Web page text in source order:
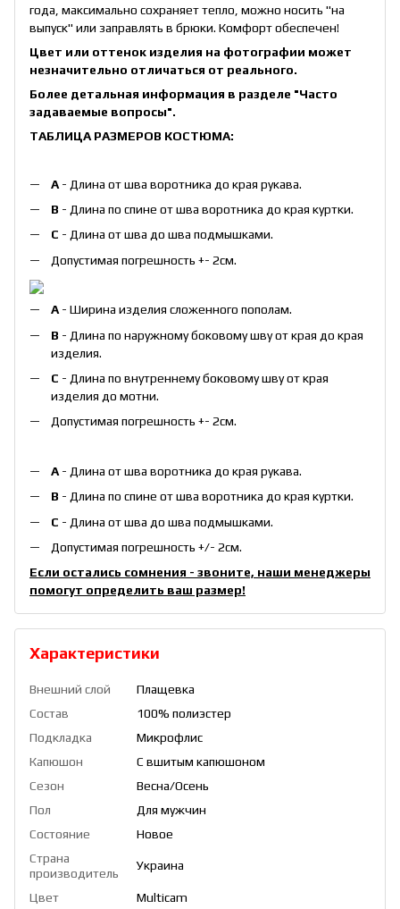
года, максимально сохраняет тепло, можно носить "на
выпуск" или заправлять в брюки. Комфорт обеспечен!
Цвет или оттенок изделия на фотографии может
незначительно отличаться от реального.
Более детальная информация в разделе "Часто
задаваемые вопросы".
ТАБЛИЦА РАЗМЕРОВ КОСТЮМА:
А - Длина от шва воротника до края рукава.
B - Длина по спине от шва воротника до края куртки.
С - Длина от шва до шва подмышками.
Допустимая погрешность +- 2см.
А- Ширина изделия сложенного пополам.
B - Длина по наружному боковому шву от края до края
изделия.
С - Длина по внутреннему боковому шву от края
изделия до мотни.
Допустимая погрешность +- 2см.
А - Длина от шва воротника до края рукава.
B - Длина по спине от шва воротника до края куртки.
С - Длина от шва до шва подмышками.
Допустимая погрешность +/- 2см.
Если остались сомнения - звоните, наши менеджеры
помогут определить ваш размер!
Характеристики
Внешний слой
Плащевка
Состав
100% полиэстер
Подкладка
Микрофлис
Капюшон
С вшитым капюшоном
Сезон
Весна/Осень
Пол
Для мужчин
Состояние
Новое
Страна
производитель
Украина
Цвет
Multicam